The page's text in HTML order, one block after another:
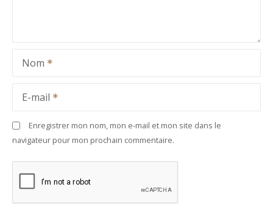
Nom
E-mail
Enregistrer mon nom, mon e-mail et mon site dans le
navigateur pour mon prochain commentaire.